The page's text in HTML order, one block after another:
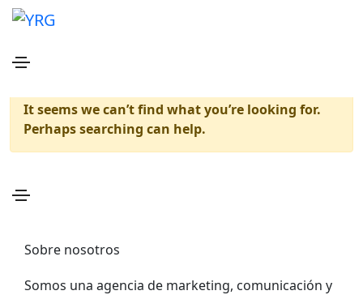
It seems we can’t find what you’re looking for.
Perhaps searching can help.
Sobre nosotros
Somos una agencia de marketing, comunicación y